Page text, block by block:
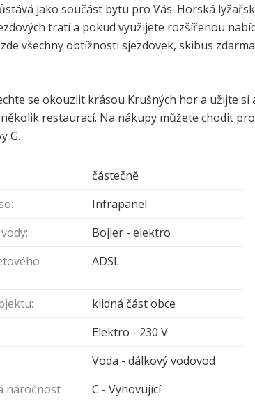
jako součást bytu pro Vás. Horská
tratí a pokud využijete rozšířenou
všechny obtížnosti sjezdovek, skibus
se okouzlit krásou Krušných hor a užijte si
restaurací. Na nákupy můžete chodit
G.
částečně
Infrapanel
Bojler - elektro
ADSL
klidná část obce
Elektro - 230 V
Voda - dálkový vodovod
náročnost
C - Vyhovující